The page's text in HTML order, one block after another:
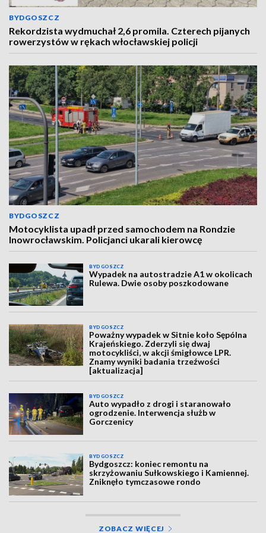
BYDGOSZCZ
Rekordzista wydmuchał 2,6 promila. Czterech pijanych
rowerzystów w rękach włocławskiej policji
BYDGOSZCZ
Motocyklista upadł przed samochodem na Rondzie
Inowrocławskim. Policjanci ukarali kierowcę
BYDGOSZCZ
Wypadek na autostradzie A1 w okolicach
Rulewa. Dwie osoby poszkodowane
BYDGOSZCZ
Poważny wypadek w Sitnie koło Sępólna
Krajeńskiego. Zderzyli się dwaj
motocykliści, w akcji śmigłowce LPR.
Znamy wyniki badania trzeźwości
[aktualizacja]
BYDGOSZCZ
Auto wypadło z drogi i staranowało
ogrodzenie. Interwencja służb w
Gorczenicy
BYDGOSZCZ
Bydgoszcz: koniec remontu na
skrzyżowaniu Sułkowskiego i Kamiennej.
Zniknęło tymczasowe rondo
ZOBACZ WIĘCEJ